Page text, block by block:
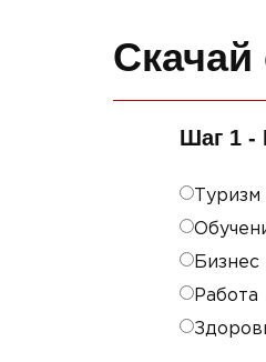
Скачай
Шаг 1 -
Туризм
Бизнес
Работа